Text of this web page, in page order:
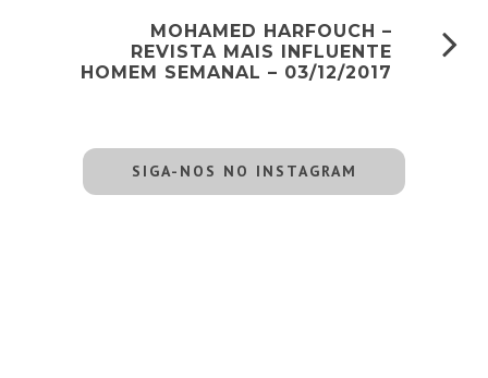
MOHAMED HARFOUCH –
REVISTA MAIS INFLUENTE
HOMEM SEMANAL – 03/12/2017
SIGA-NOS NO INSTAGRAM